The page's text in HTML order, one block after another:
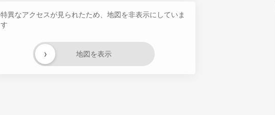
特異なアクセスが見られたため、地図を非表示にしていま
す
地図を表示
›